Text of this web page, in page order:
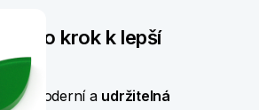
jako krok k lepší
je moderní a udržitelná